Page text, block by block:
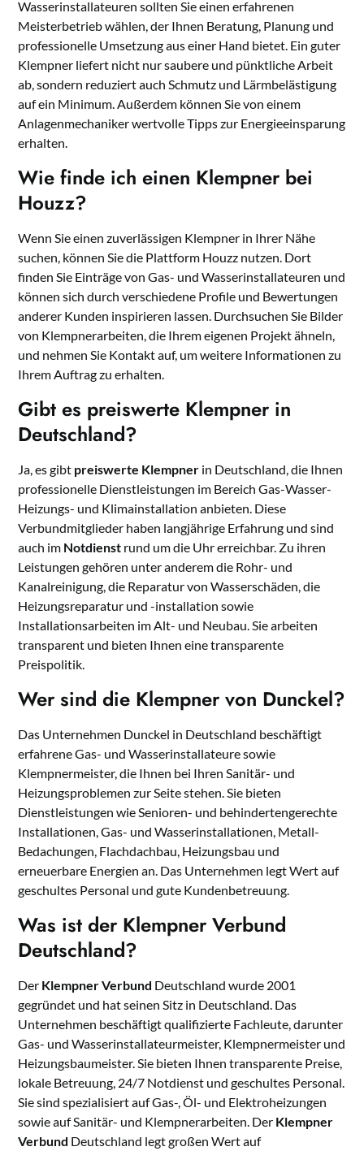
Wasserinstallateuren sollten Sie einen erfahrenen
Meisterbetrieb wählen, der Ihnen Beratung, Planung und
professionelle Umsetzung aus einer Hand bietet. Ein guter
Klempner liefert nicht nur saubere und pünktliche Arbeit
ab, sondern reduziert auch Schmutz und Lärmbelästigung
auf ein Minimum. Außerdem können Sie von einem
Anlagenmechaniker wertvolle Tipps zur Energieeinsparung
erhalten.
Wie finde ich einen Klempner bei
Houzz?
Wenn Sie einen zuverlässigen Klempner in Ihrer Nähe
suchen, können Sie die Plattform Houzz nutzen. Dort
finden Sie Einträge von Gas- und Wasserinstallateuren und
können sich durch verschiedene Profile und Bewertungen
anderer Kunden inspirieren lassen. Durchsuchen Sie Bilder
von Klempnerarbeiten, die Ihrem eigenen Projekt ähneln,
und nehmen Sie Kontakt auf, um weitere Informationen zu
Ihrem Auftrag zu erhalten.
Gibt es preiswerte Klempner in
Deutschland?
Ja, es gibt preiswerte Klempner in Deutschland, die Ihnen
professionelle Dienstleistungen im Bereich Gas-Wasser-
Heizungs- und Klimainstallation anbieten. Diese
Verbundmitglieder haben langjährige Erfahrung und sind
auch im Notdienst rund um die Uhr erreichbar. Zu ihren
Leistungen gehören unter anderem die Rohr- und
Kanalreinigung, die Reparatur von Wasserschäden, die
Heizungsreparatur und -installation sowie
Installationsarbeiten im Alt- und Neubau. Sie arbeiten
transparent und bieten Ihnen eine transparente
Preispolitik.
Wer sind die Klempner von Dunckel?
Das Unternehmen Dunckel in Deutschland beschäftigt
erfahrene Gas- und Wasserinstallateure sowie
Klempnermeister, die Ihnen bei Ihren Sanitär- und
Heizungsproblemen zur Seite stehen. Sie bieten
Dienstleistungen wie Senioren- und behindertengerechte
Installationen, Gas- und Wasserinstallationen, Metall-
Bedachungen, Flachdachbau, Heizungsbau und
erneuerbare Energien an. Das Unternehmen legt Wert auf
geschultes Personal und gute Kundenbetreuung.
Was ist der Klempner Verbund
Deutschland?
Der Klempner Verbund Deutschland wurde 2001
gegründet und hat seinen Sitz in Deutschland. Das
Unternehmen beschäftigt qualifizierte Fachleute, darunter
Gas- und Wasserinstallateurmeister, Klempnermeister und
Heizungsbaumeister. Sie bieten Ihnen transparente Preise,
lokale Betreuung, 24/7 Notdienst und geschultes Personal.
Sie sind spezialisiert auf Gas-, Öl- und Elektroheizungen
sowie auf Sanitär- und Klempnerarbeiten. Der Klempner
Verbund Deutschland legt großen Wert auf